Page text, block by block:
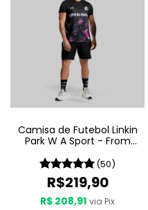
Camisa de Futebol Linkin
Park W A Sport - From
(50)
R$219,90
R$ 208,91 via Pix